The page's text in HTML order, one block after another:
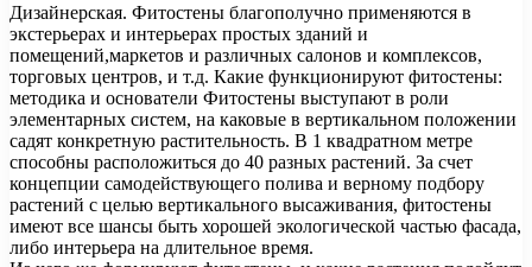
Дизайнерская. Фитостены благополучно применяются в
экстерьерах и интерьерах простых зданий и
помещений,маркетов и различных салонов и комплексов,
торговых центров, и т.д. Какие функционируют фитостены:
методика и основатели Фитостены выступают в роли
элементарных систем, на каковые в вертикальном положении
садят конкретную растительность. В 1 квадратном метре
способны расположиться до 40 разных растений. За счет
концепции самодействующего полива и верному подбору
растений с целью вертикального высаживания, фитостены
имеют все шансы быть хорошей экологической частью фасада,
либо интерьера на длительное время.